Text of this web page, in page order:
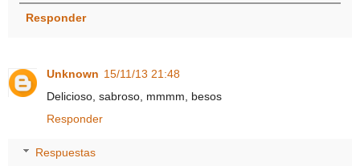
Responder
Unknown 15/11/13 21:48
Delicioso, sabroso, mmmm, besos
Responder
Respuestas